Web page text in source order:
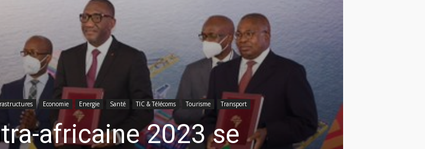
Economie Energie Santé TIC & Télécoms Tourisme Transport
africaine 2023 se